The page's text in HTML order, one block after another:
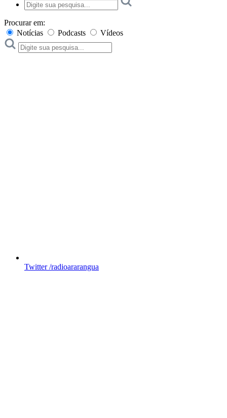
Procurar em:
Notícias
Podcasts Vídeos
Twitter /radioararangua